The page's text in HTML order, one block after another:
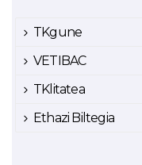
TKgune
VETIBAC
TKlitatea
Ethazi Biltegia